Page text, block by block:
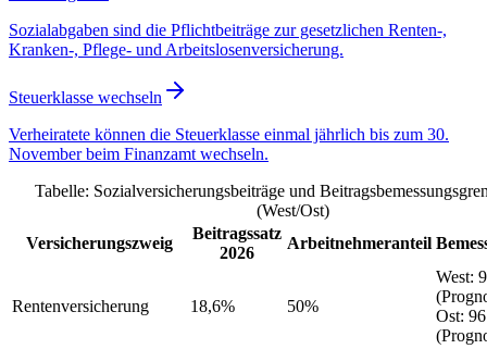
Sozialabgaben sind die Pflichtbeiträge zur gesetzlichen Renten-,
Kranken-, Pflege- und Arbeitslosenversicherung.
Steuerklasse wechseln
Verheiratete können die Steuerklasse einmal jährlich bis zum 30.
November beim Finanzamt wechseln.
Tabelle: Sozialversicherungsbeiträge und
(West/Ost)
Versicherungszweig
Beitragssatz
2026
Arbeitnehmeranteil
Rentenversicherung 18,6% 50%
West:
Ost: